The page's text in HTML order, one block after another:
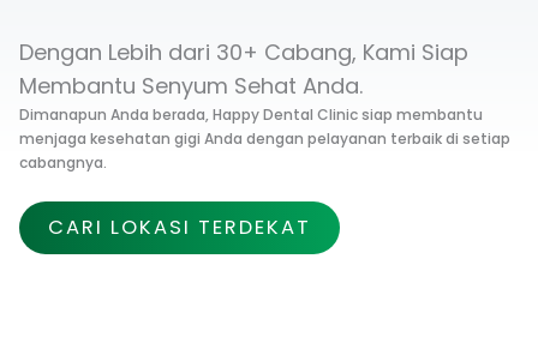
Dengan Lebih dari 30+ Cabang, Kami Siap
Membantu Senyum Sehat Anda.
Dimanapun Anda berada, Happy Dental Clinic siap membantu
menjaga kesehatan gigi Anda dengan pelayanan terbaik di setiap
cabangnya.
CARI LOKASI TERDEKAT